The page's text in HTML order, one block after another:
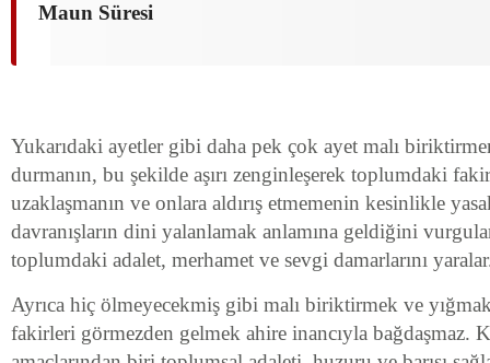
Maun Süresi
Yukarıdaki ayetler gibi daha pek çok ayet malı
durmanın, bu şekilde aşırı zenginleşerek toplumdaki
uzaklaşmanın ve onlara aldırış etmemenin kesinlikle
davranışların dini yalanlamak anlamına geldiğini
toplumdaki adalet, merhamet ve sevgi damarlarını
Ayrıca hiç ölmeyecekmiş gibi malı biriktirmek ve
fakirleri görmezden gelmek ahire inancıyla bağdaşmaz.